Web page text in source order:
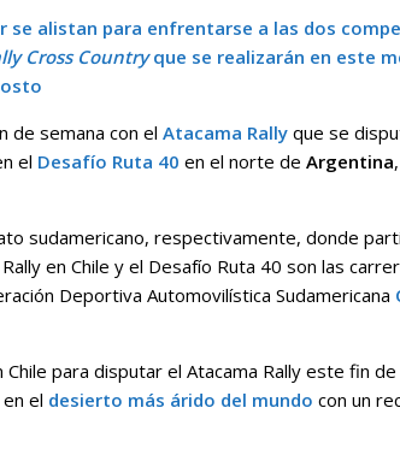
se alistan para enfrentarse a las dos
Cross Countryque se realizarán en este
de semana con el Atacama Rally que se
el Desafío Ruta 40 en el norte de Argentina
sudamericano, respectivamente, donde
en Chile y el Desafío Ruta 40 son las
Deportiva Automovilística Sudamericana
para disputar el Atacama Rally este fin
el desierto más árido del mundo con un